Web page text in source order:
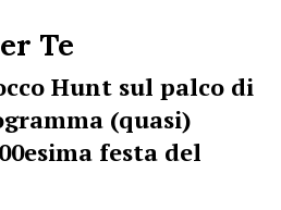
Te
Hunt sul palco di
(quasi)
festa del